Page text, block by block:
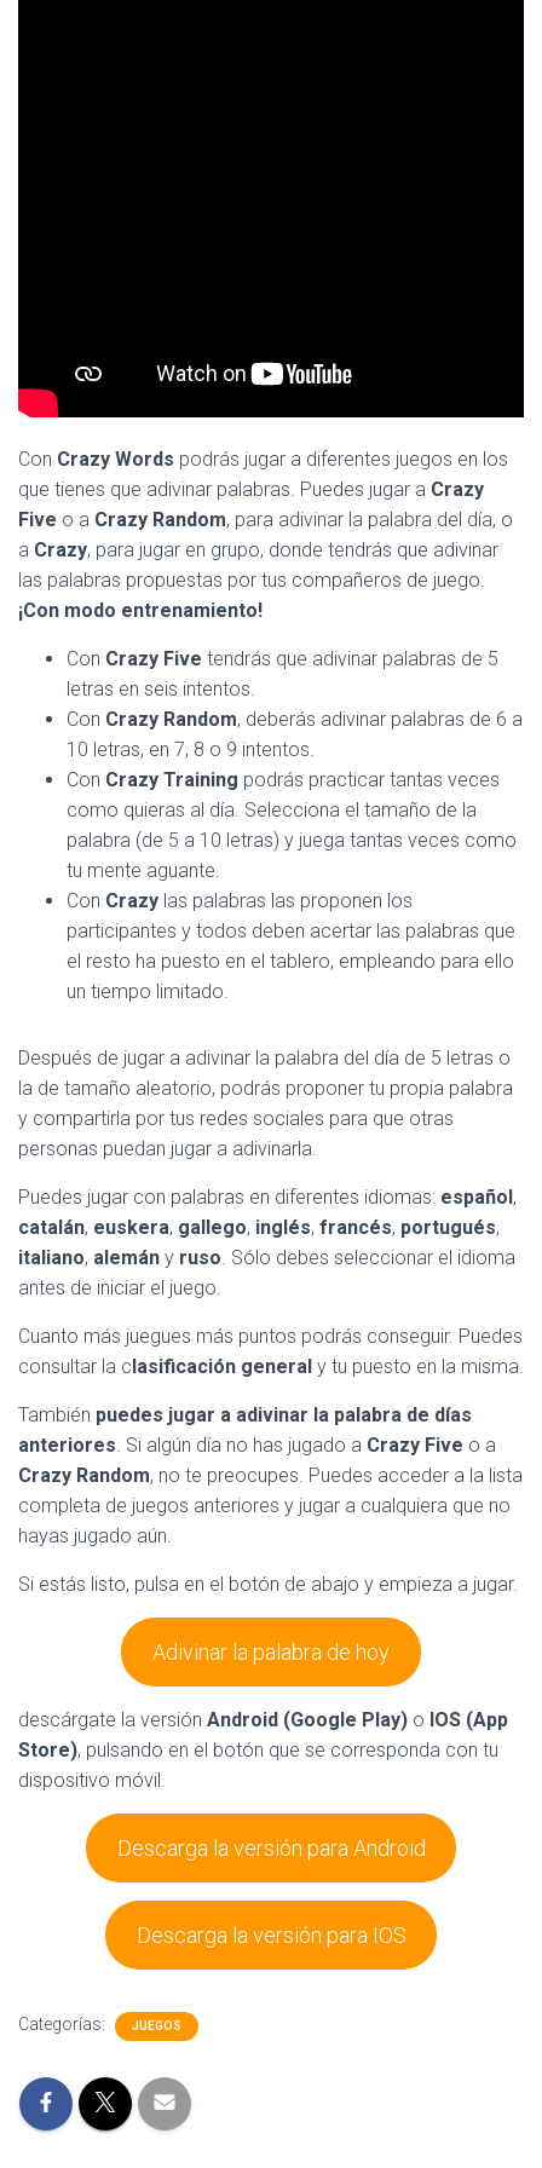
Con Crazy Words podrás jugar a diferentes juegos en los
que tienes que adivinar palabras. Puedes jugar a Crazy
Five o a Crazy Random, para adivinar la palabra del día, o
a Crazy, para jugar en grupo, donde tendrás que adivinar
las palabras propuestas por tus compañeros de juego.
¡Con modo entrenamiento!
Con Crazy Five tendrás que adivinar palabras de 5
letras en seis intentos.
Con Crazy Random, deberás adivinar palabras de 6 a
10 letras, en 7, 8 o 9 intentos.
Con Crazy Training podrás practicar tantas veces
como quieras al día. Selecciona el tamaño de la
palabra (de 5 a 10 letras) y juega tantas veces como
tu mente aguante.
Con Crazy las palabras las proponen los
participantes y todos deben acertar las palabras que
el resto ha puesto en el tablero, empleando para ello
un tiempo limitado.
Después de jugar a adivinar la palabra del día de 5 letras o
la de tamaño aleatorio, podrás proponer tu propia palabra
y compartirla por tus redes sociales para que otras
personas puedan jugar a adivinarla.
Puedes jugar con palabras en diferentes idiomas: español,
catalán, euskera, gallego, inglés, francés, portugués,
italiano, alemán y ruso. Sólo debes seleccionar el idioma
antes de iniciar el juego.
Cuanto más juegues más puntos podrás conseguir. Puedes
consultar la clasificación general y tu puesto en la misma.
También puedes jugar a adivinar la palabra de días
anteriores. Si algún día no has jugado a Crazy Five o a
Crazy Random, no te preocupes. Puedes acceder a la lista
completa de juegos anteriores y jugar a cualquiera que no
hayas jugado aún.
Si estás listo, pulsa en el botón de abajo y empieza a jugar.
Adivinar la palabra de hoy
descárgate la versión Android (Google Play) o IOS (App
Store), pulsando en el botón que se corresponda con tu
dispositivo móvil.
Descarga la versión para Android
Descarga la versión para IOS
Categorías: JUEGOS